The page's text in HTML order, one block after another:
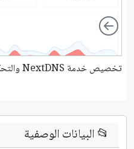
تخصيص خدمة NextDNS والتحكم في حجب الإعلانات والمواقع
Left
📂البيانات الوصفية